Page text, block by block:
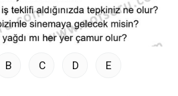
B C D E